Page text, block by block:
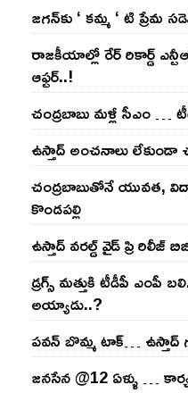
జ‌గ‌న్‌కు ‘ క‌మ్మ ‘ టి ప్రేమ
రాజ‌కీయాల్లో రేర్ రికార్డ్
ఆఫ్ట‌ర్‌..!
చంద్ర‌బాబు మ‌ళ్లీ సీఎం …
ఉస్తాద్ అంచ‌నాలు లేకుండా
చంద్ర‌బాబుతోనే యువ‌త‌,
కొండ‌ప‌ల్లి
ఉస్తాద్ వ‌ర‌ల్డ్ వైడ్ ప్రి
డ్రగ్స్ మత్తుకి టీడీపీ ఎంపీ
అయ్యాడు..?
ప‌వ‌న్ బొమ్మ టాక్‌…
జనసేన @12 ఏళ్ళు …